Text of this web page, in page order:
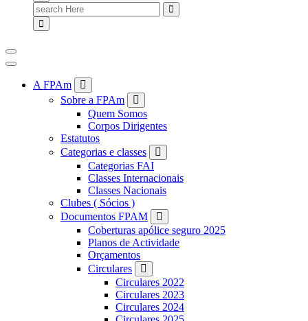
Search
for:
A FPAm
Sobre a FPAm
Quem Somos
Corpos Dirigentes
Estatutos
Categorias e classes
Categorias FAI
Classes Internacionais
Classes Nacionais
Clubes ( Sócios )
Documentos FPAM
Coberturas apólice seguro 2025
Planos de Actividade
Orçamentos
Circulares
Circulares 2022
Circulares 2023
Circulares 2024